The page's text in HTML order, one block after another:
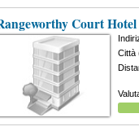
Court Hotel
Città